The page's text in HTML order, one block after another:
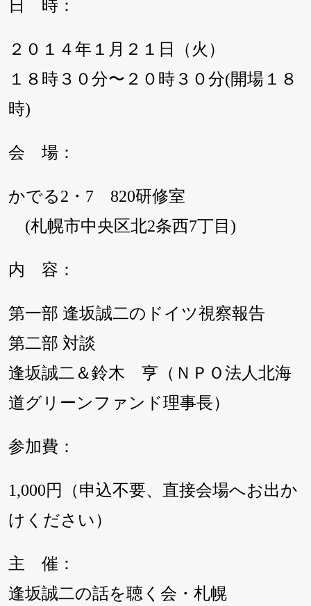
日 時：
２０１４年１月２１日（火）
１８時３０分〜２０時３０分(開場１８
時)
会 場：
かでる2・7 820研修室
(札幌市中央区北2条西7丁目)
内 容：
第一部 逢坂誠二のドイツ視察報告
第二部 対談
逢坂誠二＆鈴木 亨（ＮＰＯ法人北海
道グリーンファンド理事長）
参加費：
1,000円（申込不要、直接会場へお出か
けください）
主 催：
逢坂誠二の話を聴く会・札幌